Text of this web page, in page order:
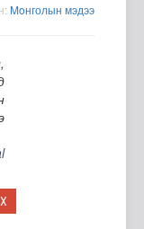
Moнголын мэдээ